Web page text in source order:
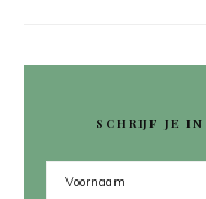
SCHRIJF JE